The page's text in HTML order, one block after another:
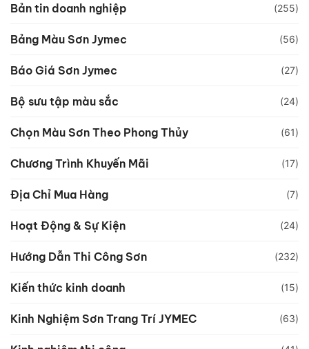
Bản tin doanh nghiệp (255)
Bảng Màu Sơn Jymec (56)
Báo Giá Sơn Jymec (27)
Bộ sưu tập màu sắc (24)
Chọn Màu Sơn Theo Phong Thủy (61)
Chương Trình Khuyến Mãi (17)
Địa Chỉ Mua Hàng (7)
Hoạt Động & Sự Kiện (24)
Hướng Dẫn Thi Công Sơn (232)
Kiến thức kinh doanh (15)
Kinh Nghiệm Sơn Trang Trí JYMEC (63)